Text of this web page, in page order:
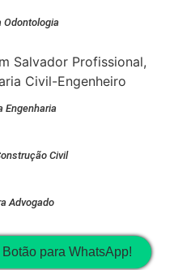
Odontologia
Engenharia
Civil
Advogado
para WhatsApp!